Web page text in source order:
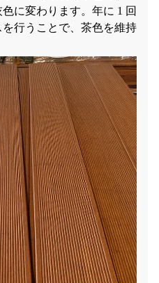
に変わります。年に 1 回
行うことで、茶色を維持